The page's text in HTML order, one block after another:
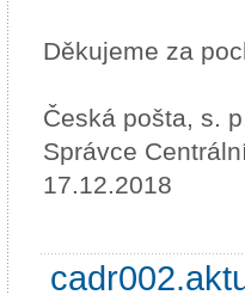
Děkujeme za
Česká pošta, s.
Správce
17.12.2018